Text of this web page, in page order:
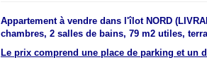
Appartement à vendre dans l'îlot NORD
chambres, 2 salles de bains, 79 m2 utiles,
Le prix comprend une place de parking et un